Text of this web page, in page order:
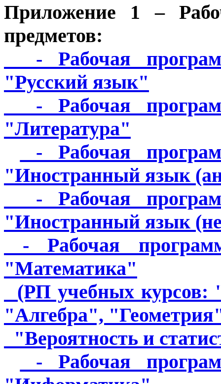
Приложение 1 –
предметов:
- Рабочая
"Русский язык"
- Рабочая
"Литература"
- Рабочая
"Иностранный язык
- Рабочая
"Иностранный язык
- Рабочая
"Математика"
(РП учебных курсов:
"Алгебра",
"Вероятность и
- Рабочая